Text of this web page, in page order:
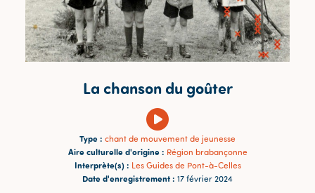
La chanson du goûter
Type : chant de mouvement de jeunesse
Aire culturelle d'origine : Région brabançonne
Interprète(s) : Les Guides de Pont-à-Celles
Date d'enregistrement : 17 février 2024